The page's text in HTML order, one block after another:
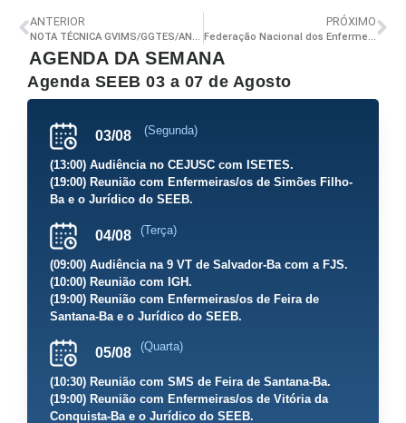
ANTERIOR
NOTA TÉCNICA GVIMS/GGTES/ANVISA Nº 06/2020
PRÓXIMO
Federação Nacional dos Enfermeiros emite nota de repudio ao ataque sofrido pelos profissionais da enfermagem em Brasília
AGENDA DA SEMANA
Agenda SEEB 03 a 07 de Agosto
03/08 (Segunda)
(13:00) Audiência no CEJUSC com ISETES.
(19:00) Reunião com Enfermeiras/os de Simões Filho-
Ba e o Jurídico do SEEB.
04/08 (Terça)
(09:00) Audiência na 9 VT de Salvador-Ba com a FJS.
(10:00) Reunião com IGH.
(19:00) Reunião com Enfermeiras/os de Feira de
Santana-Ba e o Jurídico do SEEB.
05/08 (Quarta)
(10:30) Reunião com SMS de Feira de Santana-Ba.
(19:00) Reunião com Enfermeiras/os de Vitória da
Conquista-Ba e o Jurídico do SEEB.